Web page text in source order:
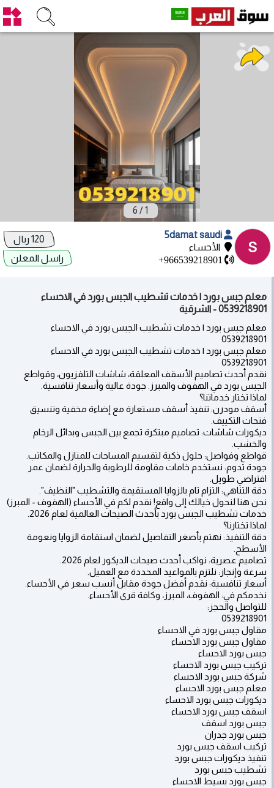
1
/
6
الأحساء
+966539218901
راسل المعلن
معلم جبس بورد | خدمات تشطيب الجبس بورد في الاحساء
0539218901 - الشرقية
معلم جبس بورد | خدمات تشطيب الجبس بورد في الاحساء
0539218901
معلم جبس بورد | خدمات تشطيب الجبس بورد في الاحساء
0539218901
نقدم أحدث تصاميم الأسقف المعلقة، شاشات التلفزيون، وقواطع
الجبس بورد في الهفوف والمبرز. جودة عالية وأسعار تنافسية.
لماذا تختار خدماتنا؟
أسقف مودرن: تنفيذ أسقف مستعارة مع إضاءة مخفية وتنسيق
فتحات التكييف.
ديكورات شاشات: تصاميم مبتكرة تجمع بين الجبس وبدائل الرخام
والخشب.
قواطع وفواصل: حلول ذكية لتقسيم المساحات للمنازل والمكاتب.
جودة تدوم: نستخدم خامات مقاومة للرطوبة والحرارة لضمان عمر
افتراضي طويل.
دقة التناهي: التزام تام بالزوايا المستقيمة والتشطيب "النظيف".
نحن هنا لنحول خيالك إلى واقع! نقدم لكم في الأحساء (الهفوف - المبرز)
خدمات تشطيب الجبس بورد بأحدث الصيحات العالمية لعام 2026.
لماذا تختارنا؟
دقة التنفيذ: نهتم بأصغر التفاصيل لضمان استقامة الزوايا ونعومة
الأسطح.
تصاميم عصرية: نواكب أحدث صيحات الديكور لعام 2026.
سرعة وإنجاز: نلتزم بالمواعيد المحددة مع العميل.
أسعار تنافسية: نقدم أفضل جودة مقابل أنسب سعر في الأحساء.
نخدمكم في: الهفوف، المبرز، وكافة قرى الأحساء.
للتواصل والحجز:
0539218901
مقاول جبس بورد في الاحساء
مقاول جبس بورد الاحساء
جبس بورد الاحساء
تركيب جبس بورد الاحساء
شركة جبس بورد الاحساء
معلم جبس بورد الاحساء
ديكورات جبس بورد الاحساء
اسقف جبس بورد الاحساء
جبس بورد اسقف
جبس بورد جدران
تركيب اسقف جبس بورد
تنفيذ ديكورات جبس بورد
تشطيب جبس بورد
جبس بورد بسيط الاحساء